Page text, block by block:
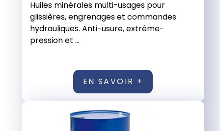
Huiles minérales multi-usages pour
glissières, engrenages et commandes
hydrauliques. Anti-usure, extrême-
pression et ...
EN SAVOIR +